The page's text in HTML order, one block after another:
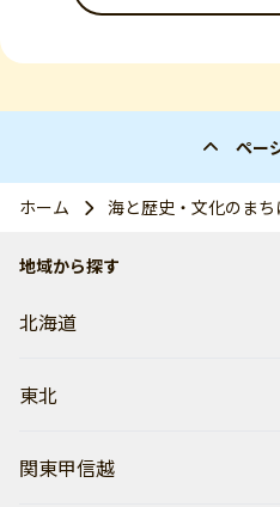
ペー
ホーム 海と歴史・文化のま
地域から探す
北海道
東北
関東甲信越